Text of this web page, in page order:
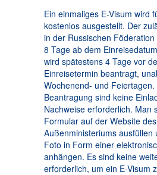
Ein einmaliges E-Visum wird
kostenlos ausgestellt. Der
in der Russischen
8 Tage ab dem
wird spätestens 4 Tage vor
Einreisetermin beantragt,
Wochenend- und
Beantragung sind keine
Nachweise erforderlich. Man
Formular auf der Website
Außenministeriums ausfüllen
Foto in Form einer
anhängen. Es sind keine
erforderlich, um ein E-Visum